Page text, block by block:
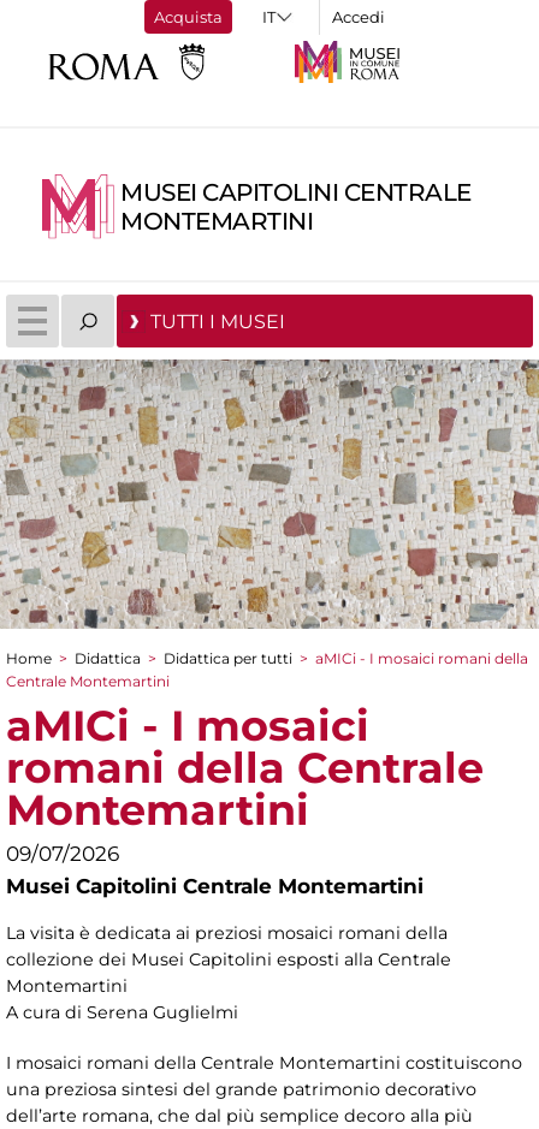
Acquista Accedi
MUSEI CAPITOLINI CENTRALE
MONTEMARTINI
TUTTI I MUSEI
Tu sei qui
Home > Didattica > Didattica per tutti > aMICi - I mosaici romani della
Centrale Montemartini
aMICi - I mosaici
romani della Centrale
Montemartini
09/07/2026
Musei Capitolini Centrale Montemartini
La visita è dedicata ai preziosi mosaici romani della
collezione dei Musei Capitolini esposti alla Centrale
Montemartini
A cura di Serena Guglielmi
I mosaici romani della Centrale Montemartini costituiscono
una preziosa sintesi del grande patrimonio decorativo
dell’arte romana, che dal più semplice decoro alla più